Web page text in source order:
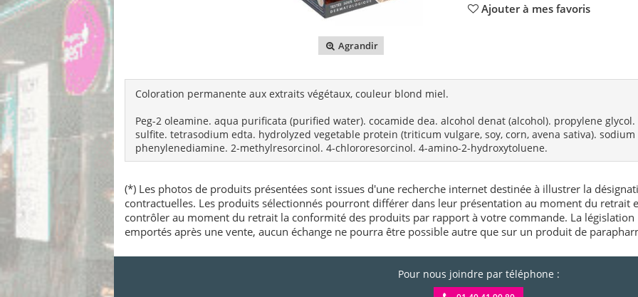
Agrandir
Ajouter à mes favoris
Coloration permanente aux extraits végétaux, couleur blond miel.
Peg-2 oleamine. aqua purificata (purified water). cocamide dea. alcohol denat (alcohol). propylene
sulfite. tetrasodium edta. hydrolyzed vegetable protein (triticum vulgare, soy, corn, avena sativa).
phenylenediamine. 2-methylresorcinol. 4-chlororesorcinol. 4-amino-2-hydroxytoluene.
(*) Les photos de produits présentées sont issues d'une recherche internet destinée à illustrer la
contractuelles. Les produits sélectionnés pourront différer dans leur présentation au moment du retrait
contrôler au moment du retrait la conformité des produits par rapport à votre commande. La
emportés après une vente, aucun échange ne pourra être possible autre que sur un produit de
Pour nous joindre par téléphone :